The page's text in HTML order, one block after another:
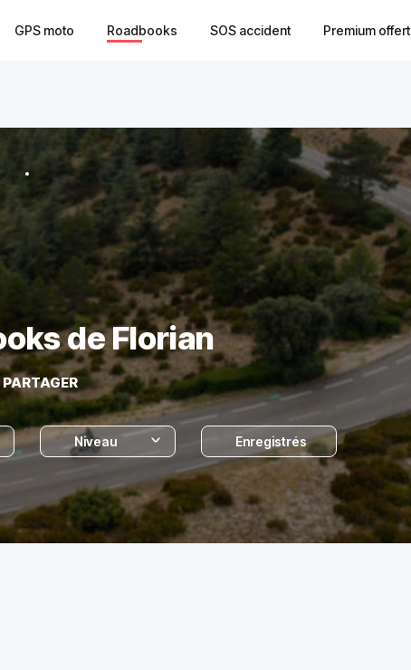
GPS moto Roadbooks SOS accident Premium offert
de Florian
PARTAGER
Niveau Enregistrés